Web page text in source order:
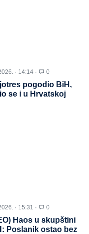
· 14:14 · 0
pogodio BiH,
se i u Hrvatskoj
· 15:31 · 0
Haos u skupštini
Poslanik ostao bez